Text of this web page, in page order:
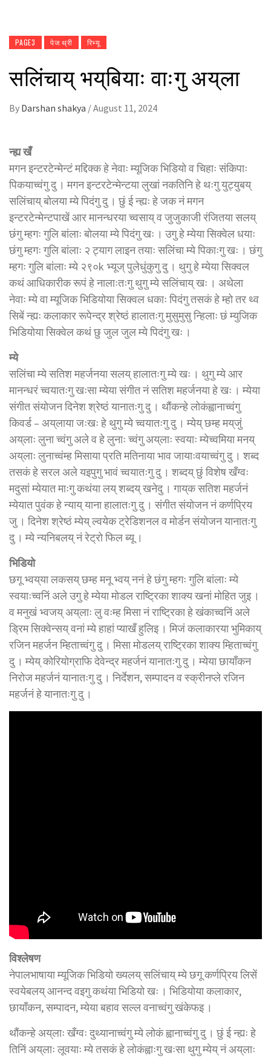
PAGE3 पेज थ्री रिभ्यू
सलिंचाय् भय्‌बियाः वाःगु अय्‌ला
By Darshan shakya /August 11, 2024
न्ह्य खँ
मगन इन्टरटेन्मेन्टं मद्दिक्क हे नेवाः म्यूजिक भिडियो व चिहाः संकिपाः
पिकयाच्वंगु दु । मगन इन्टरटेन्मेन्टया लुखां नकतिनि हे थःगु युट्युबय्
सलिंचाय् बोलया म्ये पिदंगु दु । छुं ई न्ह्यः हे जक नं मगन
इन्टरटेन्मेन्टपाखें आर मानन्धरया च्वसाय् व जुजुकाजी रंजितया सलय्
छंगु म्हगः गुलि बांलाः बोलया म्ये पिदंगु खः । उगु हे म्येया सिक्वेल धयाः
छंगु म्हगः गुलि बांलाः २ ट्याग लाइन तयाः सलिंचा म्ये पिकाःगु खः । छंगु
म्हगः गुलि बांलाः म्ये २९०k भ्यूज् पुलेधुंकुगु दु । थुगु हे म्येया सिक्वल
कथं आधिकारीक रूपं हे नालाःतःगु थुगु म्ये सलिंचाय् खः । अथेला
नेवाः म्ये वा म्यूजिक भिडियोया सिक्वल धकाः पिदंगु तसकं हे म्हो तर थ्व
सिबें न्ह्यः कलाकार रूपेन्द्र श्रेष्ठं हालातःगु मुसुमुसु न्हिलाः छं म्युजिक
भिडियोया सिक्वेल कथं छु जुल जुल म्ये पिदंगु खः ।
म्ये
सलिंचा म्ये सतिश महर्जनया सलय् हालातःगु म्ये खः । थुगु म्ये आर
मानन्धरं च्वयातःगु खःसा म्येया संगीत नं सतिश महर्जनया हे खः । म्येया
संगीत संयोजन दिनेश श्रेष्ठं यानातःगु दु । थौंकन्हे लोकंह्वानाच्वंगु
किवर्ड – अय्‌लाया जःखः हे थुगु म्ये च्वयातःगु दु । म्येय् छम्ह मय्‌जुं
अय्‌लाः लुना च्वंगु अले व हे लुनाः च्वंगु अय्‌लाः स्वयाः म्येच्वमिया मनय्
अय्‌लाः लुनाच्वंम्ह मिसाया प्रति मतिनाया भाव जायाःवयाच्वंगु दु । शब्द
तसकं हे सरल अले यइपुगु भावं च्वयातःगु दु । शब्दय् छुं विशेष खँग्वः
मदुसां म्येयात माःगु कथंया लय् शब्दय् खनेदु । गाय्‌क सतिश महर्जनं
म्येयात पुवंक हे न्याय् याना हालातःगु दु । संगीत संयोजन नं कर्णप्रिय
जु । दिनेश श्रेष्ठं म्येय् ल्वयेक ट्रेडिशनल व मोर्डन संयोजन यानातःगु
दु । म्ये न्यनिबलय् नं रेट्रो फिल ब्यू ।
भिडियो
छगू भ्वय्‌या लकसय् छम्ह मनू भ्वय् ननं हे छंगु म्हगः गुलि बांलाः म्ये
स्वयाःच्वनिं अले उगु हे म्येया मोडल राष्ट्रिका शाक्य खनां मोहित जुइ ।
व मनुखं भ्वजय् अय्‌लाः लु वःम्ह मिसा नं राष्ट्रिका हे खंकाच्वनिं अले
ड्रिम सिक्वेन्सय् वनां म्ये हाहां प्याखँ हुलिइ । मिजं कलाकारया भुमिकाय्
रजिन महर्जन म्हिताच्वंगु दु । मिसा मोडलय् राष्ट्रिका शाक्य म्हिताच्वंगु
दु । म्येय् कोरियोग्राफि देवेन्द्र महर्जनं यानातःगु दु । म्येया छायाँकन
निरोज महर्जनं यानातःगु दु । निर्देशन, सम्पादन व स्क्रीनप्ले रजिन
महर्जनं हे यानातःगु दु ।
विश्लेषण
नेपालभाषाया म्यूजिक भिडियो ख्यलय् सलिंचाय् म्ये छगू कर्णप्रिय लिसें
स्वयेबलय् आनन्द वइगु कथंया भिडियो खः । भिडियोया कलाकार,
छायाँकन, सम्पादन, म्येया बहाव सल्ल वनाच्वंगु खंकेफइ ।
थौंकन्हे अय्‌लाः खँग्वः दुथ्यानाच्वंगु म्ये लोकं ह्वानाच्वंगु दु । छुं ई न्ह्यः हे
तिनिं अय्‌लाः लूवयाः म्ये तसकं हे लोकंह्वाःगु खःसा थुगु म्येय् नं अय्‌लाः